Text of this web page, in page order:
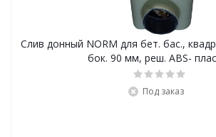
Слив донный NORM для бет. бас.,
бок. 90 мм, реш. ABS-
Под заказ